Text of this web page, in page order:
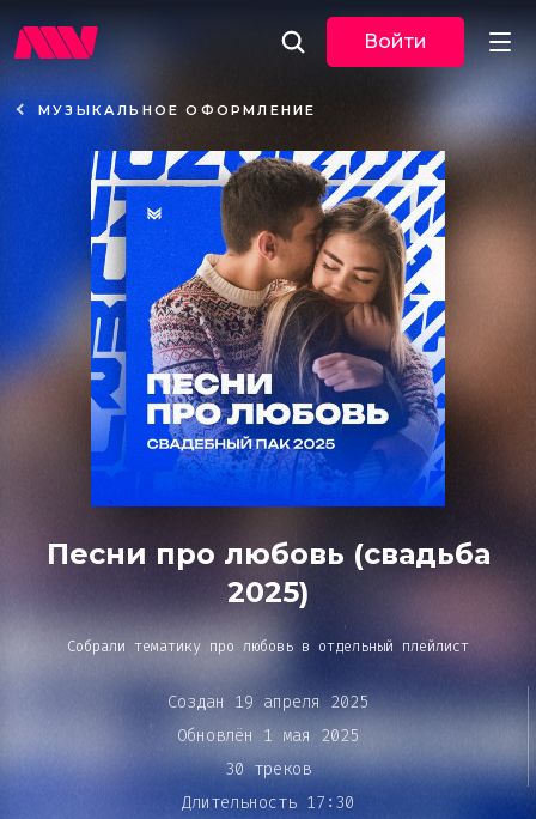
Музыка
По трекам
По жанрам
Плейлисты
Event
Bar&Club
Mainstage
Эдиторы
Чарты
Войти
МУЗЫКАЛЬНОЕ ОФОРМЛЕНИЕ
Песни про любовь (свадьба
2025)
Собрали тематику про любовь в отдельный плейлист
Создан 19 апреля 2025
Обновлён 1 мая 2025
30 треков
Длительность 17:30
Очередь
воспроизведения